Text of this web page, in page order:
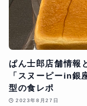
ぱん士郎店舗情報
「スヌーピーin銀
型の食レポ
2023年8月27日